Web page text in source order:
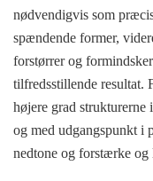
nødvendigvis som
spændende former,
forstørrer og
tilfredsstillende resultat.
højere grad strukturerne
og med udgangspunkt i
nedtone og forstærke